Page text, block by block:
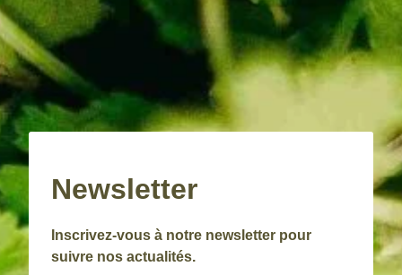
Newsletter
Inscrivez-vous à notre newsletter pour
suivre nos actualités.